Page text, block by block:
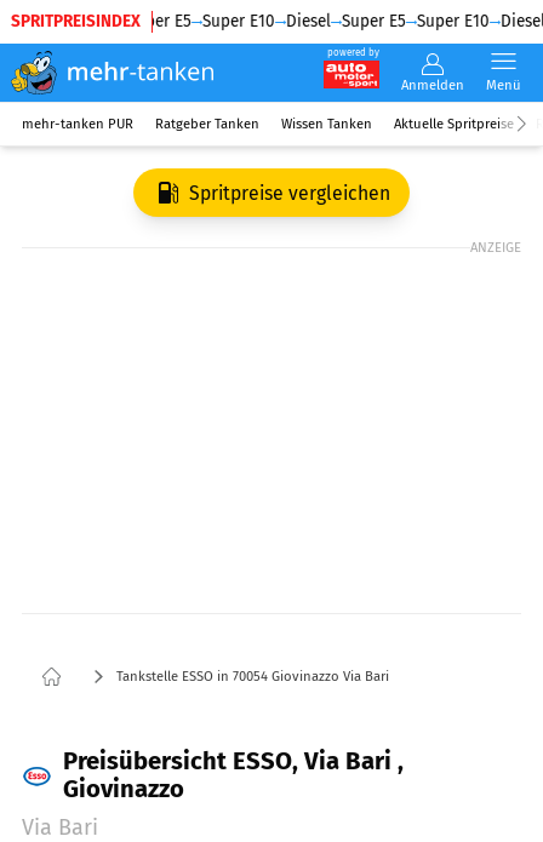
SPRITPREISINDEX
Diesel Super E5 Super E10 Diesel Super E5 Super E10 Diesel
powered by
Anmelden Menü
mehr-tanken PUR Ratgeber Tanken Wissen Tanken Aktuelle Spritpreise
Spritpreise vergleichen
ANZEIGE
Tankstelle ESSO in 70054 Giovinazzo Via Bari
Preisübersicht ESSO, Via Bari ,
Giovinazzo
Via Bari